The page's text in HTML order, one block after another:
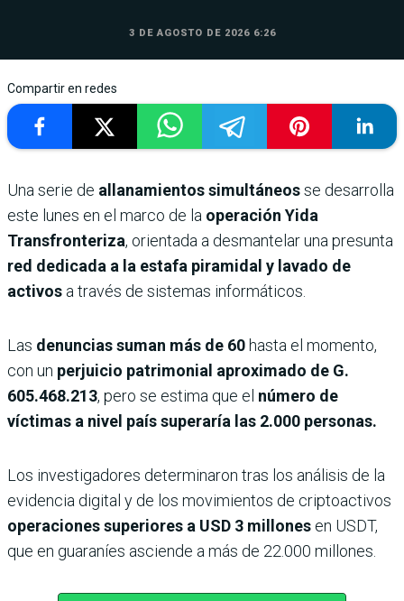
3 DE AGOSTO DE 2026 6:26
Compartir en redes
Una serie de allanamientos simultáneosse desarrolla
este lunes en el marco de la operación Yida
Transfronteriza, orientada a desmantelar una presunta
red dedicada a la estafa piramidal y lavado de
activos a través de sistemas informáticos.
Las denuncias suman más de 60 hasta el momento,
con un perjuicio patrimonial aproximado de G.
605.468.213, pero se estima que el número de
víctimas a nivel país superaría las 2.000 personas.
Los investigadores determinaron tras los análisis de la
evidencia digital y de los movimientos de criptoactivos
operaciones superiores a USD 3 millones en USDT,
que en guaraníes asciende a más de 22.000 millones.